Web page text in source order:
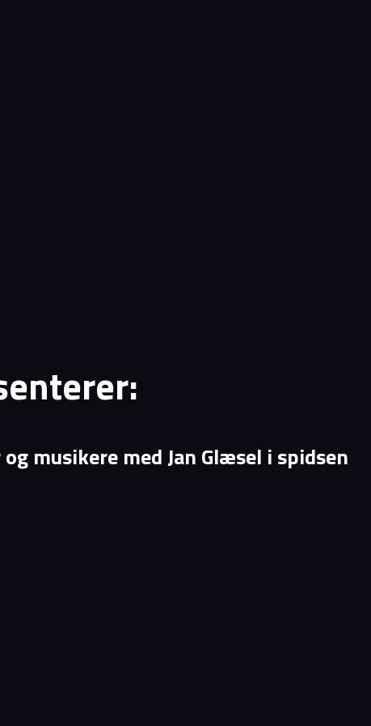
musikere med Jan Glæsel i spidsen